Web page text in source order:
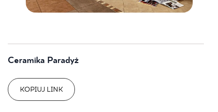
MÓJ PROFIL
Ceramika Paradyż
KOPIUJ LINK